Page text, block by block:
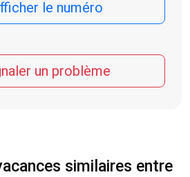
le numéro
un problème
similaires entre